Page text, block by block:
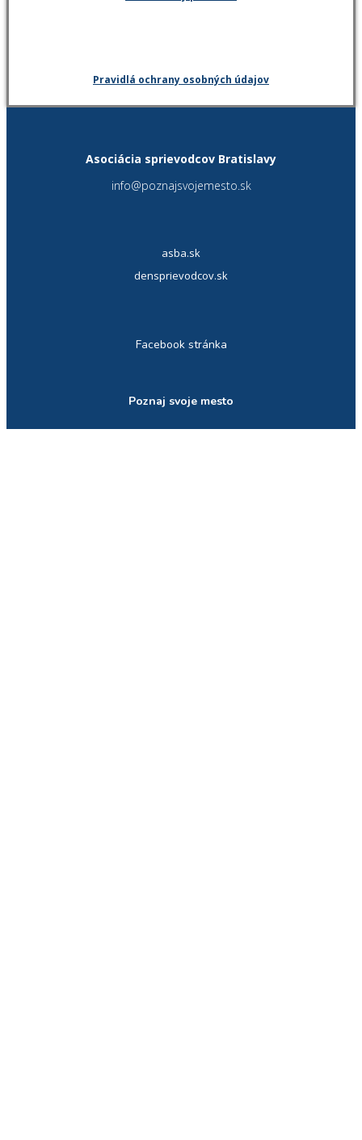
Pravidlá ochrany osobných údajov
Asociácia sprievodcov Bratislavy
info@poznajsvojemesto.sk
asba.sk
densprievodcov.sk
Facebook stránka
Poznaj svoje mesto